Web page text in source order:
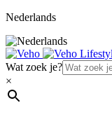
Nederlands
Wat zoek je?
×